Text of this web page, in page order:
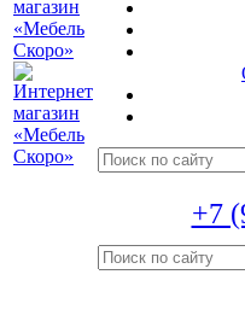
+7